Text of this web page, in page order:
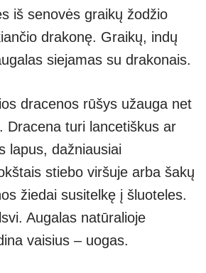
iš senovės graikų žodžio
drakonę. Graikų, indų
siejamas su drakonais.
dracenos rūšys užauga net
Dracena turi lancetiškus ar
lapus, dažniausiai
stiebo viršuje arba šakų
žiedai susitelkę į šluoteles.
Augalas natūralioje
vaisius – uogas.